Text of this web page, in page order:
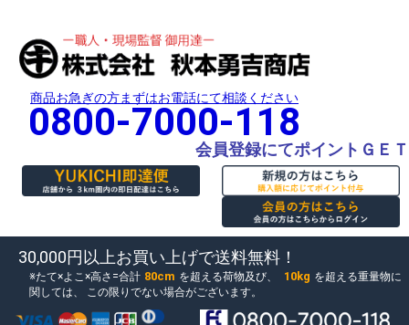
商品お急ぎの方まずはお電話にて相談ください
0800-7000-118
会員登録にてポイントＧＥＴ
30,000円以上お買い上げで送料無料！
たて×よこ×高さ=合計 80cm を超える荷物及び、 10kg を超える重量物に
関しては、
この限りでない場合がございます。